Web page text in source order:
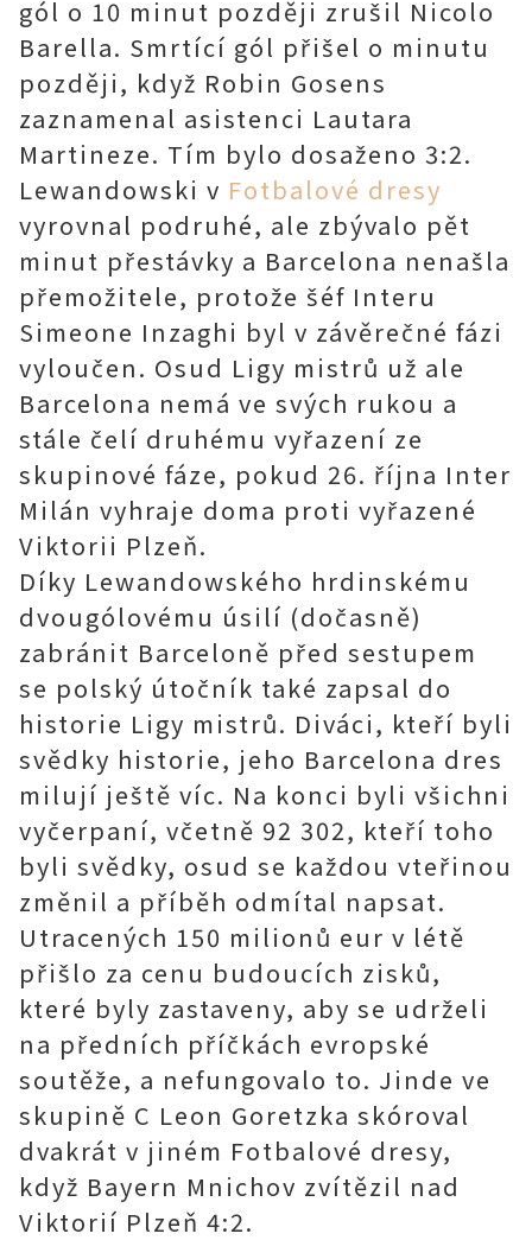
gól o 10 minut později zrušil Nicolo
Barella. Smrtící gól přišel o minutu
později, když Robin Gosens
zaznamenal asistenci Lautara
Martineze. Tím bylo dosaženo 3:2.
Lewandowski v Fotbalové dresy
vyrovnal podruhé, ale zbývalo pět
minut přestávky a Barcelona nenašla
přemožitele, protože šéf Interu
Simeone Inzaghi byl v závěrečné fázi
vyloučen. Osud Ligy mistrů už ale
Barcelona nemá ve svých rukou a
stále čelí druhému vyřazení ze
skupinové fáze, pokud 26. října Inter
Milán vyhraje doma proti vyřazené
Viktorii Plzeň.
Díky Lewandowského hrdinskému
dvougólovému úsilí (dočasně)
zabránit Barceloně před sestupem
se polský útočník také zapsal do
historie Ligy mistrů. Diváci, kteří byli
svědky historie, jeho Barcelona dres
milují ještě víc. Na konci byli všichni
vyčerpaní, včetně 92 302, kteří toho
byli svědky, osud se každou vteřinou
změnil a příběh odmítal napsat.
Utracených 150 milionů eur v létě
přišlo za cenu budoucích zisků,
které byly zastaveny, aby se udrželi
na předních příčkách evropské
soutěže, a nefungovalo to. Jinde ve
skupině C Leon Goretzka skóroval
dvakrát v jiném Fotbalové dresy,
když Bayern Mnichov zvítězil nad
Viktorií Plzeň 4:2.